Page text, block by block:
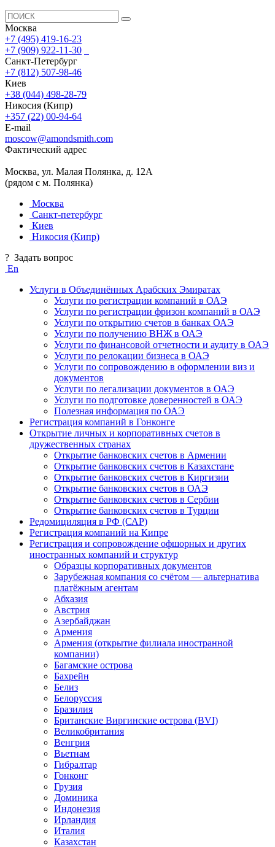
Москва
+7 (495) 419-16-23
+7 (909) 922-11-30
Санкт-Петербург
+7 (812) 507-98-46
Киев
+38 (044) 498-28-79
Никосия (Кипр)
+357 (22) 00-94-64
E-mail
moscow@amondsmith.com
Фактический адрес
Москва, ул. Малая Полянка, д. 12А
(рядом с м. Полянка)
Москва
Санкт-петербург
Киев
Никосия (Кипр)
? Задать вопрос
En
Услуги в Объединённых Арабских Эмиратах
Услуги по регистрации компаний в ОАЭ
Услуги по регистрации фризон компаний в ОАЭ
Услуги по открытию счетов в банках ОАЭ
Услуги по получению ВНЖ в ОАЭ
Услуги по финансовой отчетности и аудиту в ОАЭ
Услуги по релокации бизнеса в ОАЭ
Услуги по сопровождению в оформлении виз и
документов
Услуги по легализации документов в ОАЭ
Услуги по подготовке доверенностей в ОАЭ
Полезная информация по ОАЭ
Регистрация компаний в Гонконге
Открытие личных и корпоративных счетов в
дружественных странах
Открытие банковских счетов в Армении
Открытие банковских счетов в Казахстане
Открытие банковских счетов в Киргизии
Открытие банковских счетов в ОАЭ
Открытие банковских счетов в Сербии
Открытие банковских счетов в Турции
Редомициляция в РФ (САР)
Регистрация компаний на Кипре
Регистрация и сопровождение офшорных и других
иностранных компаний и структур
Образцы корпоративных документов
Зарубежная компания со счётом — альтернатива
платёжным агентам
Абхазия
Австрия
Азербайджан
Армения
Армения (открытие филиала иностранной
компании)
Багамские острова
Бахрейн
Белиз
Белоруссия
Бразилия
Британские Виргинские острова (BVI)
Великобритания
Венгрия
Вьетнам
Гибралтар
Гонконг
Грузия
Доминика
Индонезия
Ирландия
Италия
Казахстан